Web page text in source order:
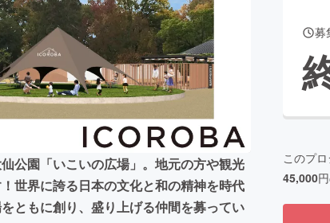
CAMPFIRE for Social GoodCAMPFIRE Creation
CAMPFIREふるさと納税machi-ya
公園「いこいの広場」。地元の方や観光
世界に誇る日本の文化と和の精神を時代
ともに創り、盛り上げる仲間を募ってい
募
このプロ
45,000